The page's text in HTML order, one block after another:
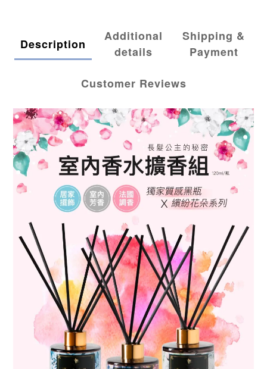
Description
Additional
details
Shipping &
Payment
Customer Reviews